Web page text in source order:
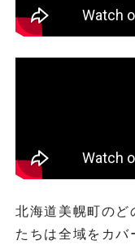
北海道美幌町のど
たちは全域をカバ